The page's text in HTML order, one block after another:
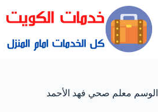
الوسم معلم صحي فهد الأحمد